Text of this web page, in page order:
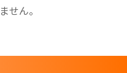
せん。